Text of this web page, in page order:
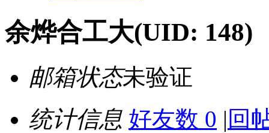
余烨合工大(UID: 148)
邮箱状态未验证
统计信息 好友数 0 | 回